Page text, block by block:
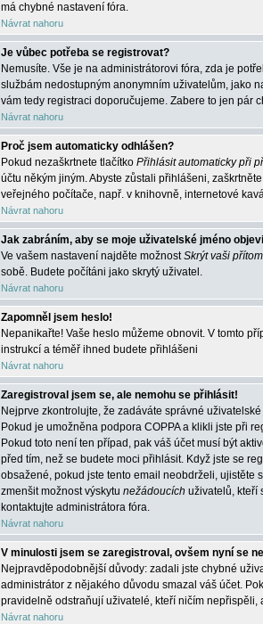
má chybné nastavení fóra.
Návrat nahoru
Je vůbec potřeba se registrovat?
Nemusíte. Vše je na administrátorovi fóra, zda je
službám nedostupným anonymním uživatelům, jako
vám tedy registraci doporučujeme. Zabere to jen pár
Návrat nahoru
Proč jsem automaticky odhlášen?
Pokud nezaškrtnete tlačítko Přihlásit automaticky při
účtu někým jiným. Abyste zůstali přihlášeni,
veřejného počítače, např. v knihovně, internetové
Návrat nahoru
Jak zabráním, aby se moje uživatelské jméno
Ve vašem nastavení najděte možnostSkrýt vaši
sobě. Budete počítáni jako skrytý uživatel.
Návrat nahoru
Zapomněl jsem heslo!
Nepanikařte! Vaše heslo můžeme obnovit. V tomto
instrukcí a téměř ihned budete přihlášeni
Návrat nahoru
Zaregistroval jsem se, ale nemohu se přihlásit!
Nejprve zkontrolujte, že zadáváte správné
Pokud je umožněna podpora COPPA a klikli jste při
Pokud toto není ten případ, pak váš účet musí být
před tím, než se budete moci přihlásit. Když jste se
obsažené, pokud jste tento email neobdrželi, ujistěte
zmenšit možnost výskytu nežádoucích uživatelů, kteří
kontaktujte administrátora fóra.
Návrat nahoru
V minulosti jsem se zaregistroval, ovšem nyní se
Nejpravděpodobnější důvody: zadali jste chybné
administrátor z nějakého důvodu smazal váš účet.
pravidelně odstraňují uživatelé, kteří ničím
Návrat nahoru